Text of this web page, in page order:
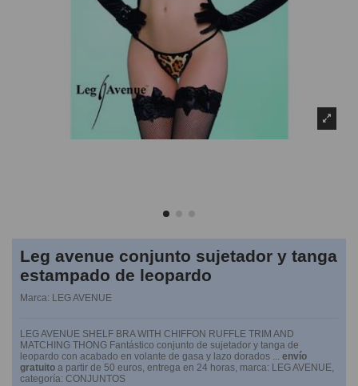
Leg avenue conjunto sujetador y tanga
estampado de leopardo
Marca: LEG AVENUE
LEG AVENUE SHELF BRA WITH CHIFFON RUFFLE TRIM AND
MATCHING THONG Fantástico conjunto de sujetador y tanga de
leopardo con acabado en volante de gasa y lazo dorados ... envío
gratuito a partir de 50 euros, entrega en 24 horas, marca: LEG AVENUE,
categoría: CONJUNTOS